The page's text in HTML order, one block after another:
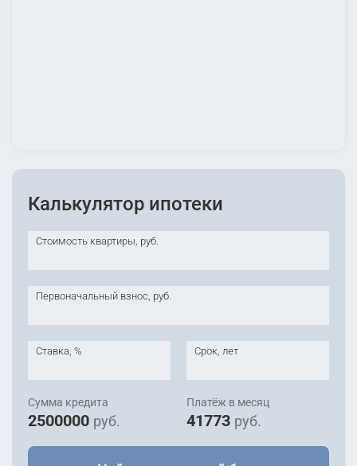
Калькулятор ипотеки
Стоимость квартиры, руб.
Первоначальный взнос, руб.
Ставка, % Срок, лет
Сумма кредита
2500000 руб.
Платёж в месяц
41773 руб.